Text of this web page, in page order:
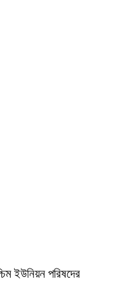
ইউনিয়ন পরিষদের